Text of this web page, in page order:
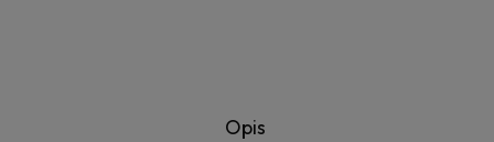
Opis